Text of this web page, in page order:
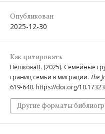
Опубликован
2025-12-30
Как цитировать
ПешковаВ. (2025). Семейные
границ семьи в миграции. The
619-640. https://doi.org/
Другие форматы